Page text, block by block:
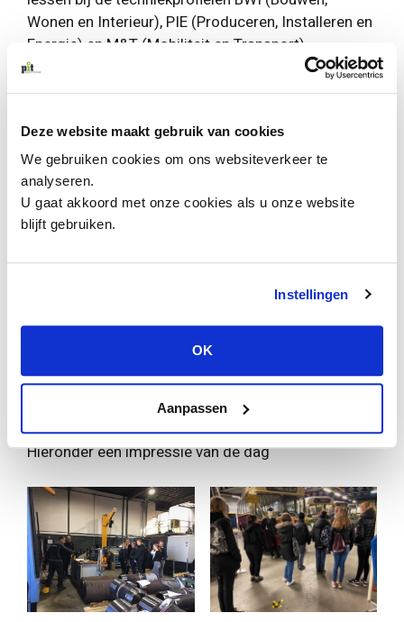
Deze website maakt gebruik van cookies
We gebruiken cookies om ons websiteverkeer te
analyseren.
U gaat akkoord met onze cookies als u onze website
blijft gebruiken.
Instellingen
OK
Aanpassen
Wonen en Interieur), PIE (Produceren, Installeren en
Energie) en M&T (Mobiliteit en Transport)
waaronder een bandenwissel wedstrijd.
meiden geënthousiasmeerd zijn om te kiezen voor
een technisch profiel. Onze samenwerkingspartners
vinden het ook belangrijk dat meer vrouwen kiezen
voor een baan in de techniek.
Cilinders Veendam, BAM, AP Kolham, Nationaal Bus
Museum Hoogezand, Schildersvakopleiding Assen,
Lees het ook op de site vanMidden Groningen
De Koerier
Hieronder een impressie van de dag